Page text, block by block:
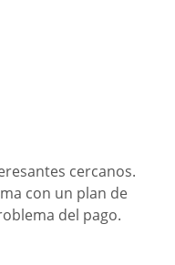
cercanos.
con un plan de
del pago.